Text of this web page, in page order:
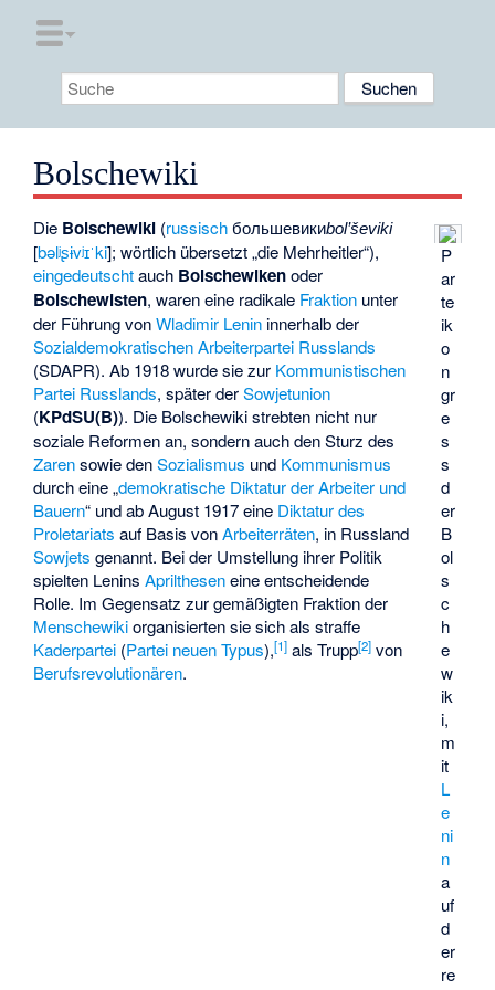
Bolschewiki
P
ar
te
ik
o
n
gr
e
s
s
d
er
B
ol
s
c
h
e
w
ik
i,
m
it
L
e
ni
n
a
uf
d
er
re
Die Bolschewiki (russisch большевикиbol’ševiki
[bəlʲʂɨvʲɪˈki]; wörtlich übersetzt „die Mehrheitler“),
eingedeutschtauch Bolschewikenoder
Bolschewisten, waren eine radikale Fraktion unter
der Führung vonWladimir Lenin innerhalb der
Sozialdemokratischen Arbeiterpartei Russlands
(SDAPR). Ab 1918 wurde sie zur Kommunistischen
Partei Russlands, später derSowjetunion
(KPdSU(B)). Die Bolschewiki strebten nicht nur
soziale Reformen an, sondern auch den Sturz des
Zarensowie denSozialismus und Kommunismus
durch eine „demokratische Diktatur der Arbeiter und
Bauern“ und ab August 1917 eine Diktatur des
Proletariats auf Basis vonArbeiterräten, in Russland
Sowjets genannt. Bei der Umstellung ihrer Politik
spielten LeninsApriltheseneine entscheidende
Rolle. Im Gegensatz zur gemäßigten Fraktion der
Menschewikiorganisierten sie sich als straffe
Kaderpartei (Partei neuen Typus),[1] als Trupp[2] von
Berufsrevolutionären.